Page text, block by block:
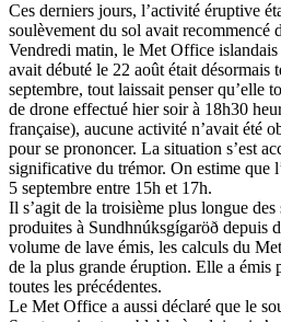
Ces derniers jours, l’activité éruptive
soulèvement du sol avait recommencé
Vendredi matin, le Met Office
avait débuté le 22 août était désormais
septembre, tout laissait penser qu’elle
de drone effectué hier soir à 18h30
française), aucune activité n’avait été
pour se prononcer. La situation s’est
significative du trémor. On estime que
5 septembre entre 15h et 17h.
Il s’agit de la troisième plus longue
produites à Sundhnúksgígaröð depuis
volume de lave émis, les calculs du
de la plus grande éruption. Elle a émis
toutes les précédentes.
Le Met Office a aussi déclaré que le